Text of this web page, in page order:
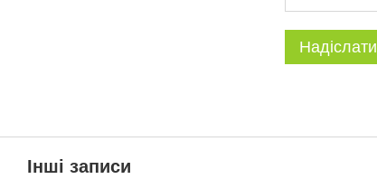
Надіслати
Інші записи